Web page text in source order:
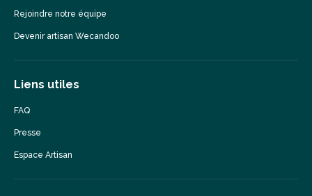
Rejoindre notre équipe
Devenir artisan Wecandoo
Liens utiles
FAQ
Presse
Espace Artisan